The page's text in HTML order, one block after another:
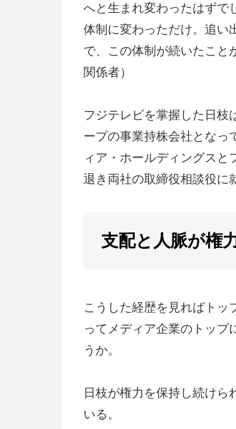
へと生まれ変わったはずで
体制に変わっただけ。追い
で、この体制が続いたこと
関係者）
フジテレビを掌握した日枝
ープの事業持株会社となっ
ィア・ホールディングスと
退き両社の取締役相談役に
支配と人脈が権
こうした経歴を見ればトッ
ってメディア企業のトップ
うか。
日枝が権力を保持し続け
いる。